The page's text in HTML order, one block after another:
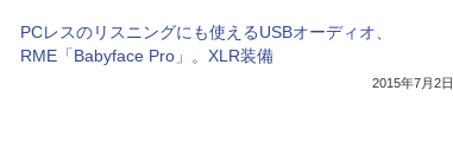
PCレスのリスニングにも使えるUSBオーディオ、
RME「Babyface Pro」。XLR装備
2015年7月2日